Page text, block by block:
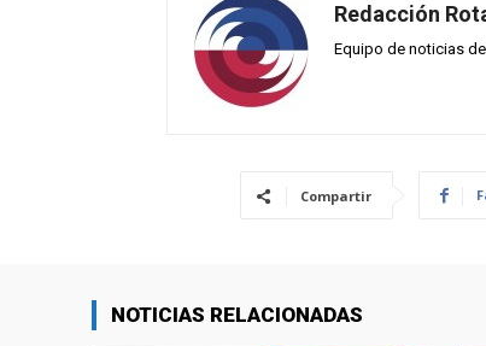
Redacción
Equipo de noticias
Compartir
NOTICIAS RELACIONADAS